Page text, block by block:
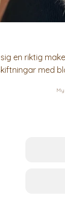
en riktig
med